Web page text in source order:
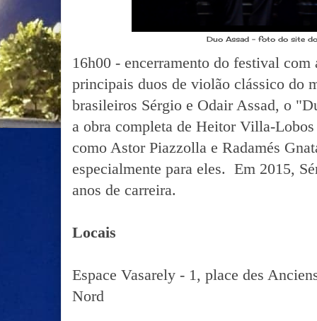
Duo Assad - foto do site
16h00 - encerramento do festival com
principais duos de violão clássico do
brasileiros Sérgio e Odair Assad, o
a obra completa de Heitor Villa-
como Astor Piazzolla e Radamés
especialmente para eles. Em 2015,
anos de carreira.
Locais
Espace Vasarely - 1, place des
Nord